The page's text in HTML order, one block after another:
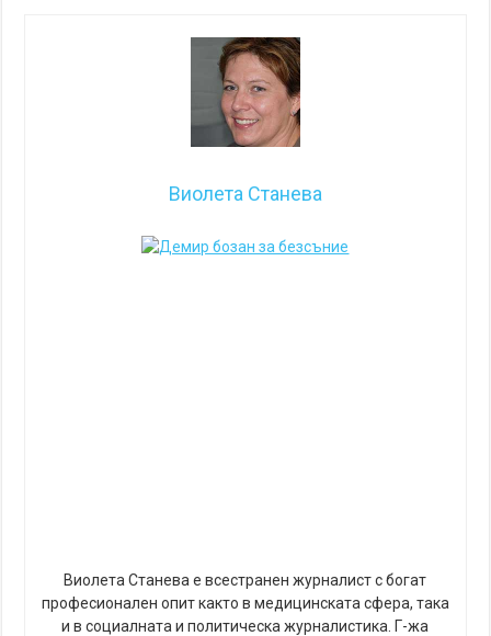
Виолета Станева
Виолета Станева е всестранен журналист с богат
професионален опит както в медицинската сфера, така
и в социалната и политическа журналистика. Г-жа